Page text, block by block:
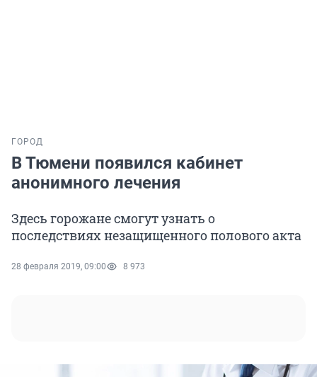
ГОРОД
В Тюмени появился кабинет
анонимного лечения
Здесь горожане смогут узнать о
последствиях незащищенного полового акта
28 февраля 2019, 09:00 8 973